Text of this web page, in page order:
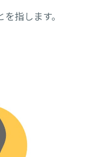
指します。